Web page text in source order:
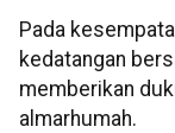
Pada
kedatangan
memberikan
almarhumah.